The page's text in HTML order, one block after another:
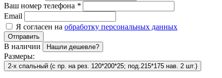
Ваш номер телефона *
Email
Я согласен на обработку персональных данных
Отправить
В наличии Нашли дешевле?
Размеры:
2-х спальный (с пр. на рез. 120*200*25; под.215*175 нав. 2 шт.)